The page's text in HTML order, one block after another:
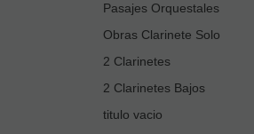
Pasajes Orquestales
Obras Clarinete Solo
2 Clarinetes
2 Clarinetes Bajos
titulo vacio